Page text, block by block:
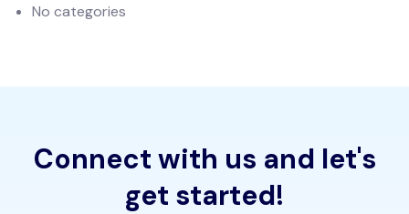
No categories
Connect with us and let's
get started!